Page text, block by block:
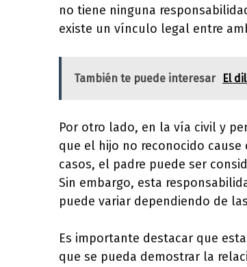
no tiene ninguna
existe un vínculo legal entre
También te puede interesar El
Por otro lado, en la vía civil y
que el hijo no reconocido
casos, el padre puede ser
Sin embargo, esta
puede variar dependiendo de
Es importante destacar que
que se pueda demostrar la